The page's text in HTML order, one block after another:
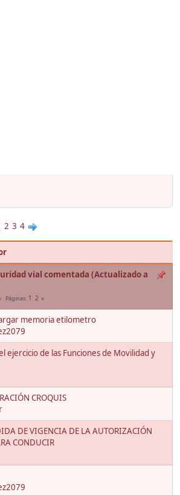
2 3 4
vial comentada (Actualizado a
Páginas 1 2
memoria etilometro
ejercicio de las Funciones de Movilidad y
CROQUIS
DE VIGENCIA DE LA AUTORIZACIÓN
CONDUCIR